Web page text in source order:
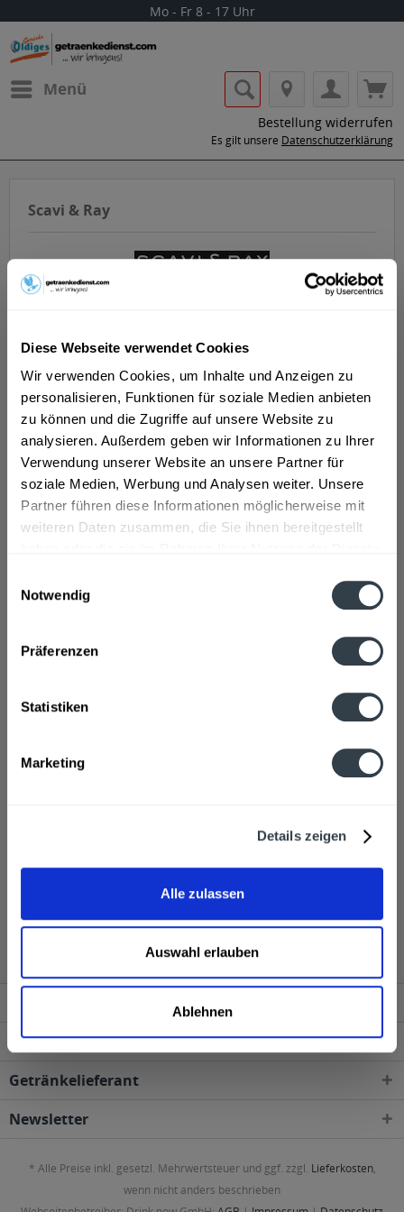
Diese Webseite verwendet Cookies
Wir verwenden Cookies, um Inhalte und Anzeigen zu
personalisieren, Funktionen für soziale Medien anbieten
zu können und die Zugriffe auf unsere Website zu
analysieren. Außerdem geben wir Informationen zu Ihrer
Verwendung unserer Website an unsere Partner für
soziale Medien, Werbung und Analysen weiter. Unsere
Partner führen diese Informationen möglicherweise mit
weiteren Daten zusammen, die Sie ihnen bereitgestellt
Notwendig
Präferenzen
Statistiken
Marketing
Details zeigen
Alle zulassen
Auswahl erlauben
Ablehnen
Mo - Fr 8 - 17 Uhr
Menü
Bestellung widerrufen
Es gilt unsere Datenschutzerklärung
Scavi & Ray
Lass dir die Getränke von Scavi & Ray
nach Hause oder ins Büro liefern.
Die Scavi and Ray Winery ist eine italienische Firma, zu
der die gleichnamige Marke Scavi & Ray gehört. Sie will
italienische Lebensfreude, und einen Genuss auf
höchstem Niveau vermitteln. Damit ist sie der Inbegriff
des mediteranen Lebensgefühls.Ihren einzigartigen
Charakter erhalten die Weine, weil höchste
Qualitätsansprüche eingehalten werden, die zur
folgende Produkte an: Prosecco Frizzante, Ice Prestige,
Rosato Frizzante, Prosecco Spumante, Sprizzione, Hugo,
Orten und Postleitzahl-Gebieten geliefert
Shop Service
Getränkelieferant
Newsletter
* Alle Preise inkl. gesetzl. Mehrwertsteuer und ggf. zzgl. Lieferkosten,
wenn nicht anders beschrieben